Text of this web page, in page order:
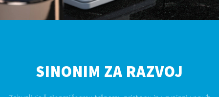
SINONIM ZA RAZVOJ